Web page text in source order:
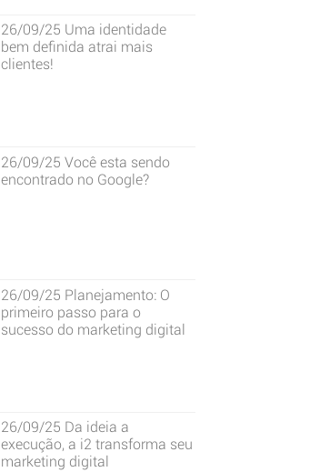
26/09/25 Uma identidade
bem definida atrai mais
clientes!
26/09/25 Você esta sendo
encontrado no Google?
26/09/25 Planejamento: O
primeiro passo para o
sucesso do marketing digital
26/09/25 Da ideia a
execução, a i2 transforma seu
marketing digital